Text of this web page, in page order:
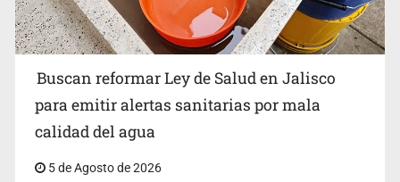
Citarían a Medrano si persiste falta de diálogo con
vecinos de Mirador San Isidro
Buscan reformar Ley de Salud en Jalisco
para emitir alertas sanitarias por mala
calidad del agua
5 de Agosto de 2026